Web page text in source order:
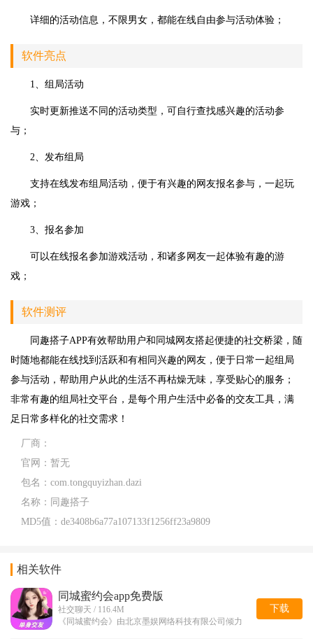
详细的活动信息，不限男女，都能在线自由参与活动体验；
软件亮点
1、组局活动
实时更新推送不同的活动类型，可自行查找感兴趣的活动参
与；
2、发布组局
支持在线发布组局活动，便于有兴趣的网友报名参与，一起玩
游戏；
3、报名参加
可以在线报名参加游戏活动，和诸多网友一起体验有趣的游
戏；
软件测评
同趣搭子APP有效帮助用户和同城网友搭起便捷的社交桥梁，随
时随地都能在线找到活跃和有相同兴趣的网友，便于日常一起组局
参与活动，帮助用户从此的生活不再枯燥无味，享受贴心的服务；
非常有趣的组局社交平台，是每个用户生活中必备的交友工具，满
足日常多样化的社交需求！
厂商：
官网： 暂无
包名： com.tongquyizhan.dazi
名称： 同趣搭子
MD5值： de3408b6a77a107133f1256ff23a9809
相关软件
同城蜜约会app免费版
社交聊天 / 116.4M
《同城蜜约会》由北京墨娱网络科技有限公司倾力
下载